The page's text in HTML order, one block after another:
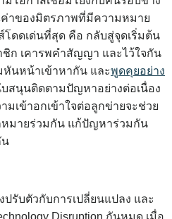
าของมิตรภาพที่มีความหมาย
โดดเด่นที่สุด คือ กลับสู่จุดเริ่มต้น
ก เคารพคำสัญญา และไว้ใจกัน
หันหน้าเข้าหากัน และพูดคุยอย่าง
สนุนติดตามปัญหาอย่างต่อเนื่อง
มเข้าอกเข้าใจต่อลูกข่ายจะช่วย
หมายร่วมกัน แก้ปัญหาร่วมกัน
น
รับตัวกับการเปลี่ยนแปลง และ
Disruption กันหมด เมื่อ